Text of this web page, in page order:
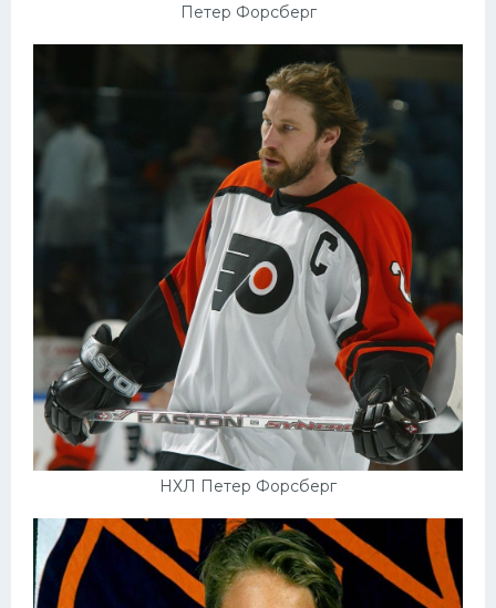
Петер Форсберг
НХЛ Петер Форсберг